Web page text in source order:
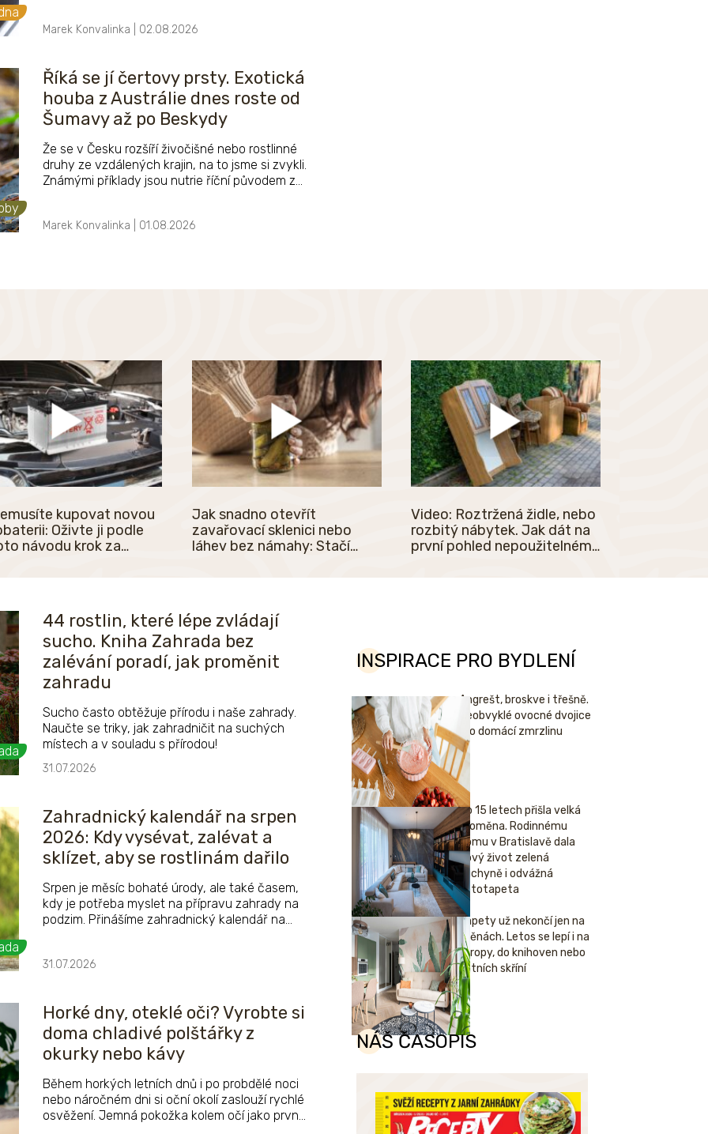
Překvapivé ale je, že mnozí Češi nacházejí
Marek Konvalinka | 02.08.2026
Říká se jí čertovy prsty. Exotická
houba z Austrálie dnes roste od
Šumavy až po Beskydy
Že se v Česku rozšíří živočišné nebo rostlinné
druhy ze vzdálených krajin, na to jsme si zvykli.
Známými příklady jsou nutrie říční původem z
centrální Asie. Ale aby se u nás chytil druh
Marek Konvalinka | 01.08.2026
kupovat novou
Oživte ji podle
návodu krok za
Jak snadno otevřít
zavařovací sklenici nebo
láhev bez námahy: Stačí
to
Video: Roztržená židle, nebo
rozbitý nábytek. Jak dát na
první pohled nepoužitelnému
44 rostlin, které lépe zvládají
sucho. Kniha Zahrada bez
zalévání poradí, jak proměnit
zahradu
Sucho často obtěžuje přírodu i naše zahrady.
Naučte se triky, jak zahradničit na suchých
místech a v souladu s přírodou!
31.07.2026
Zahradnický kalendář na srpen
2026: Kdy vysévat, zalévat a
sklízet, aby se rostlinám dařilo
Srpen je měsíc bohaté úrody, ale také časem,
kdy je potřeba myslet na přípravu zahrady na
podzim. Přinášíme zahradnický kalendář na
plodiny, pečovat o trávník, živé ploty i okrasné
31.07.2026
Horké dny, oteklé oči? Vyrobte si
doma chladivé polštářky z
okurky nebo kávy
Během horkých letních dnů i po probdělé noci
nebo náročném dni si oční okolí zaslouží rychlé
osvěžení. Jemná pokožka kolem očí jako první
INSPIRACE PRO BYDLENÍ
Angrešt, broskve i třešně.
Neobvyklé ovocné dvojice
pro domácí zmrzlinu
Po 15 letech přišla velká
proměna. Rodinnému
domu v Bratislavě dala
nový život zelená
kuchyně i odvážná
fototapeta
Tapety už nekončí jen na
stěnách. Letos se lepí i na
stropy, do knihoven nebo
šatních skříní
NÁŠ ČASOPIS